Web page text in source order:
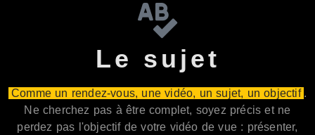
Le sujet
Comme un rendez-vous, une vidéo, un sujet, un objectif .
Ne cherchez pas à être complet, soyez précis et ne
perdez pas l'objectif de votre vidéo de vue : présenter,